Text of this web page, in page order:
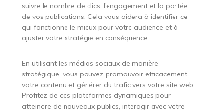
suivre le nombre de clics, l’engagement et la portée
de vos publications. Cela vous aidera à identifier ce
qui fonctionne le mieux pour votre audience et à
ajuster votre stratégie en conséquence.
En utilisant les médias sociaux de manière
stratégique, vous pouvez promouvoir efficacement
votre contenu et générer du trafic vers votre site web.
Profitez de ces plateformes dynamiques pour
atteindre de nouveaux publics, interagir avec votre